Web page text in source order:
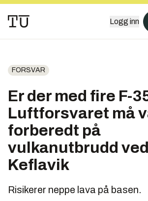
Logg inn
FORSVAR
Er der med fire F-
Luftforsvaret må
forberedt på
vulkanutbrudd ved
Keflavik
Risikerer neppe lava på basen.